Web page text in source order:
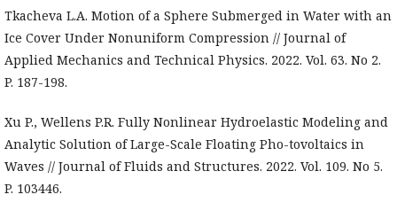
Tkacheva L.A. Motion of a Sphere Submerged in Water with an
Ice Cover Under Nonuniform Compression // Journal of
Applied Mechanics and Technical Physics. 2022. Vol. 63. No 2.
P. 187-198.
Xu P., Wellens P.R. Fully Nonlinear Hydroelastic Modeling and
Analytic Solution of Large-Scale Floating Pho-tovoltaics in
Waves // Journal of Fluids and Structures. 2022. Vol. 109. No 5.
P. 103446.